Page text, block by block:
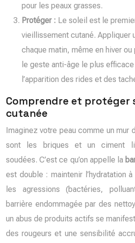
pour les peaux grasses.
Protéger : Le soleil est le
vieillissement cutané. Appliquer
chaque matin, même en hiver
le geste anti-âge le plus
l’apparition des rides et des
Comprendre et protéger
cutanée
Imaginez votre peau comme un mur
sont les briques et un ciment
soudées. C’est ce qu’on appelle la
est double : maintenir l’hydratation
les agressions (bactéries,
barrière endommagée par des
un abus de produits actifs se
des rougeurs et une sensibilité